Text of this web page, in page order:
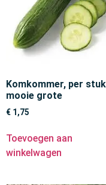
Komkommer, per stuk
mooie grote
€ 1,75
Toevoegen aan
winkelwagen